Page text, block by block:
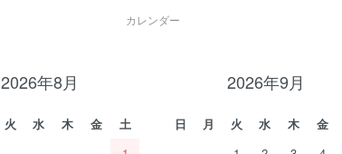
カレンダー
2026年8月
火 水 木 金
土
2026年9月
日 月 火 水 木 金